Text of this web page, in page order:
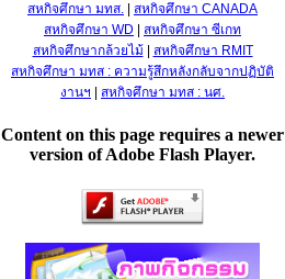
สหกิจศึกษา มทส.
สหกิจศึกษา CANADA
สหกิจศึกษา WD
สหกิจศึกษา ซีเกท
สหกิจศึกษากล้วยไม้
สหกิจศึกษา RMIT
สหกิจศึกษา มทส : ความรู้สึกหลังกลับจากปฏิบัติ
งานฯ
สหกิจศึกษา มทส : นศ.
Content on this page requires a newer
version of Adobe Flash Player.